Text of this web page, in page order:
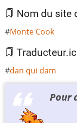
Nom du site
Monte Cook
dan qui dam
Pour